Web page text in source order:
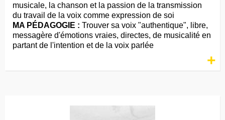
musicale, la chanson et la passion de la transmission
du travail de la voix comme expression de soi
MA PÉDAGOGIE : Trouver sa voix "authentique", libre,
messagère d'émotions vraies, directes, de musicalité en
partant de l'intention et de la voix parlée
+